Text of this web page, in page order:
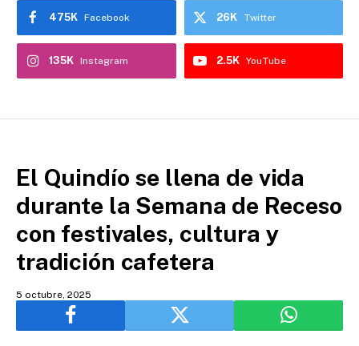
Facebook
475K Twitter
26K
Instagram
135K YouTube
2.5K
El Quindío se llena de vida
durante la Semana de Receso
con festivales, cultura y
tradición cafetera
5 octubre, 2025